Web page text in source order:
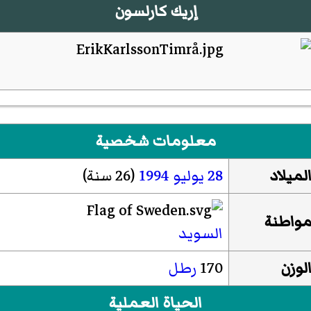
إريك كارلسون
معلومات شخصية
الميلاد
28 يوليو 1994 (26 سنة)
مواطنة
السويد
الوزن
170 رطل
الحياة العملية